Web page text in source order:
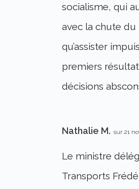
socialisme, qui
avec la chute
qu’assister
premiers
décisions
Nathalie M. sur 21
Le ministre
Transports